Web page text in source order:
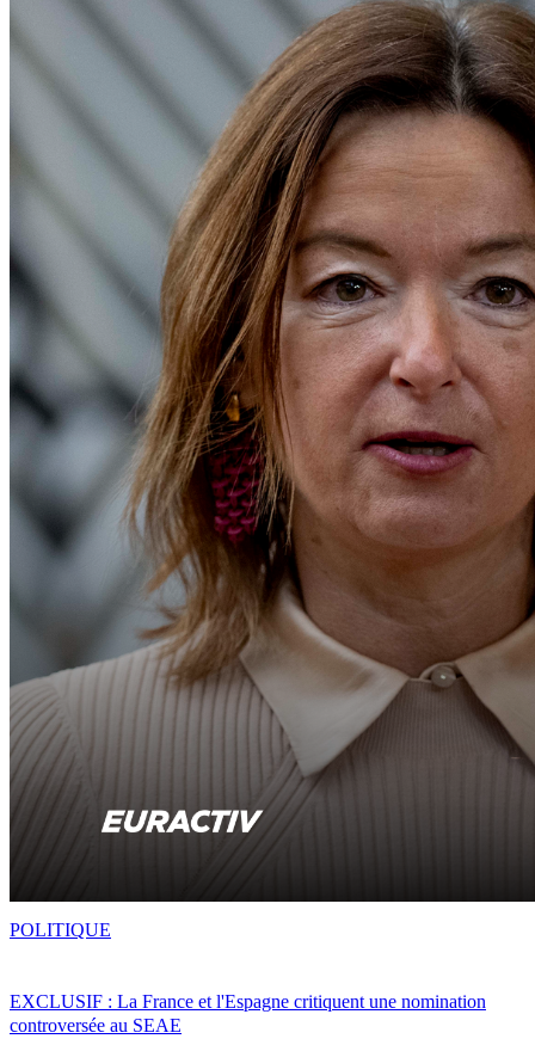
EXCLUSIF : La France et l'Espagne critiquent une nomination
controversée au SEAE
POLITIQUE